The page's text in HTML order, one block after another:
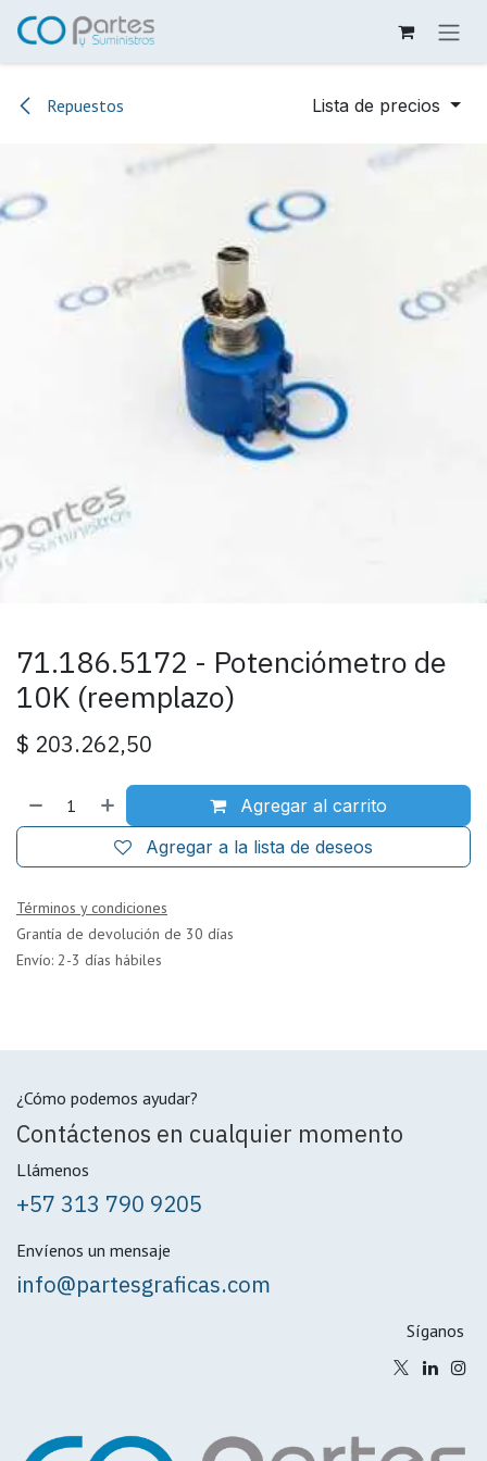
Ir al contenido
Repuestos Lista de precios
71.186.5172 - Potenciómetro de
10K (reemplazo)
$ 203.262,50
Agregar al carrito
Agregar a la lista de deseos
Términos y condiciones
Grantía de devolución de 30 días
Envío: 2-3 días hábiles
¿Cómo podemos ayudar?
Contáctenos en cualquier momento
Llámenos
+57 313 790 9205
Envíenos un mensaje
info@partesgraficas.com
Síganos